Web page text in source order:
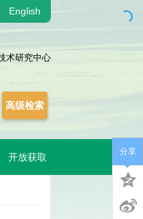
English
术研究中心
高级检索
开放获取 分享